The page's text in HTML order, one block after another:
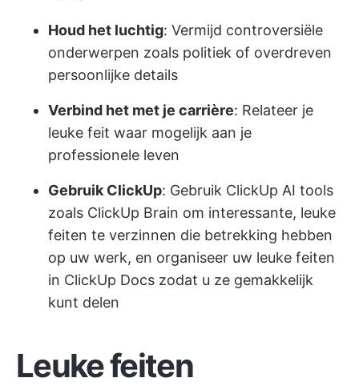
Houd het luchtig: Vermijd controversiële
onderwerpen zoals politiek of overdreven
persoonlijke details
Verbind het met je carrière: Relateer je
leuke feit waar mogelijk aan je
professionele leven
Gebruik ClickUp: Gebruik ClickUp AI tools
zoals ClickUp Brain om interessante, leuke
feiten te verzinnen die betrekking hebben
op uw werk, en organiseer uw leuke feiten
in ClickUp Docs zodat u ze gemakkelijk
kunt delen
Leuke feiten